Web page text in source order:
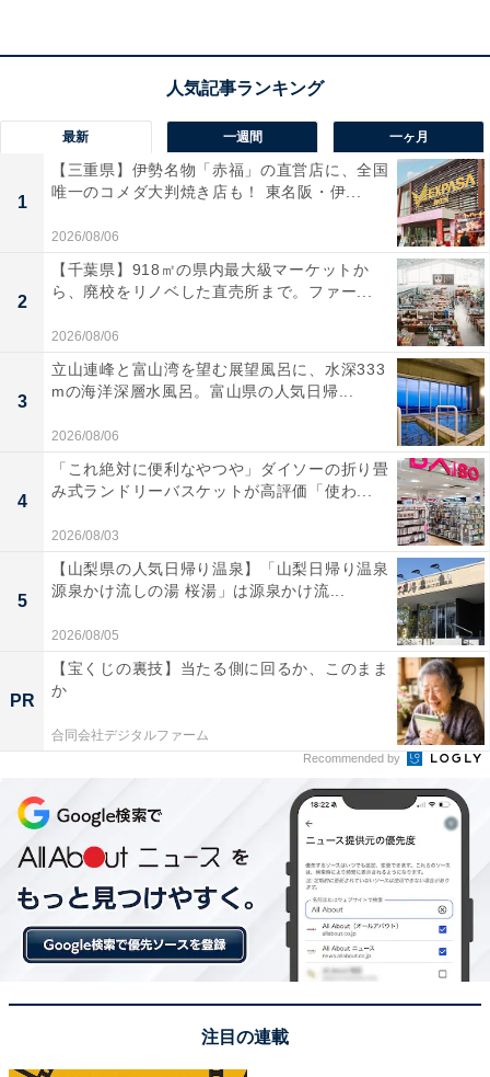
す。あらかじめご了承ください。また、記事中の宿泊プ
されることがあります。
All About ニュース 旅行
全国の人気ホテルから今泊まりたい宿を厳選してご紹介。日々更新
される売れ筋ランキングや、見逃せないセール・キャンペーン情報
など、お得に旅を楽しむための秘けつが満載です。さらに、ここで
しか読めない独自コンテンツも充実。編集部員による宿泊レビュー
では、公式Webサイトだけでは分からないリアルな様子を紹介しま
す。
...続きを読む
【楽天トラベル売れ筋1位】富山県「天然温泉
浜辺の宿あさひや」が選ばれる理由
最新 一週間 一ヶ月
1
【三重県】伊勢名物「赤福」の直営店に、全国
唯一のコメダ大判焼き店も！ 東名阪・伊...
2026/08/06
2
【千葉県】918㎡の県内最大級マーケットか
ら、廃校をリノベした直売所まで。ファー...
2026/08/06
3
立山連峰と富山湾を望む展望風呂に、水深333
mの海洋深層水風呂。富山県の人気日帰...
2026/08/06
4
「これ絶対に便利なやつや」ダイソーの折り畳
み式ランドリーバスケットが高評価「使わ...
2026/08/03
5
【山梨県の人気日帰り温泉】「山梨日帰り温泉
源泉かけ流しの湯 桜湯」は源泉かけ流...
2026/08/05
PR
【宝くじの裏技】当たる側に回るか、このまま
か
合同会社デジタルファーム
Recommended by
注目の連載